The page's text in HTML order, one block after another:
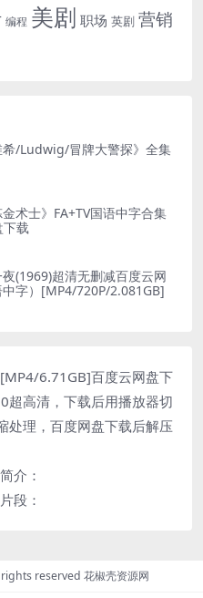
编程 美剧 职场 英剧 营销
/Ludwig/冒牌大警探》全集
术士》FA+TV国语中字合集
载
(1969)超清无删减百度云网
字）[MP4/720P/2.081GB]
6.71GB]百度云网盘下
超高清，下载后用播放器切
处理，百度网盘下载后解压
介：
段：
reserved 花椒壳资源网